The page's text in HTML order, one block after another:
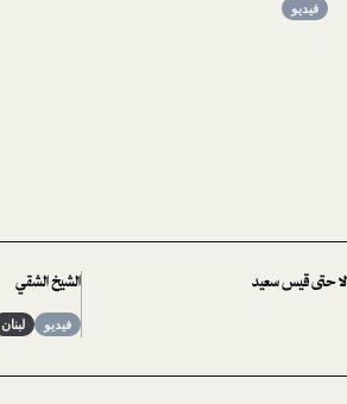
فيديو
لا حتى قيس سعيد الشيخ الشقي
فيديو لبنان